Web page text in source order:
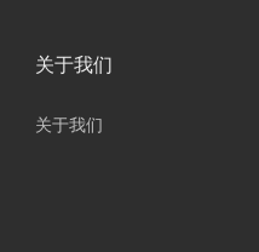
关于我们
关于我们